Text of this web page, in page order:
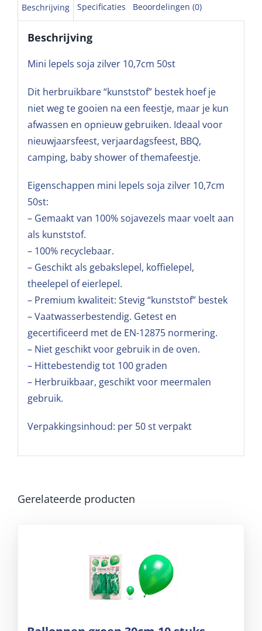
Beschrijving Specificaties Beoordelingen (0)
Beschrijving
Mini lepels soja zilver 10,7cm 50st
Dit herbruikbare “kunststof” bestek hoef je
niet weg te gooien na een feestje, maar je kun
afwassen en opnieuw gebruiken. Ideaal voor
nieuwjaarsfeest, verjaardagsfeest, BBQ,
camping, baby shower of themafeestje.
Eigenschappen mini lepels soja zilver 10,7cm
50st:
– Gemaakt van 100% sojavezels maar voelt aan
als kunststof.
– 100% recyclebaar.
– Geschikt als gebakslepel, koffielepel,
theelepel of eierlepel.
– Premium kwaliteit: Stevig “kunststof” bestek
– Vaatwasserbestendig. Getest en
gecertificeerd met de EN-12875 normering.
– Niet geschikt voor gebruik in de oven.
– Hittebestendig tot 100 graden
– Herbruikbaar, geschikt voor meermalen
gebruik.
Verpakkingsinhoud: per 50 st verpakt
Gerelateerde producten